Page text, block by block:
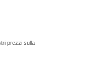
prezzi sulla